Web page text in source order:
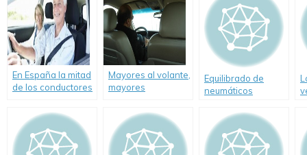
En España la mitad
de los conductores
años prefiere usar
su vehículo antes
que el transporte
público
Mayores al volante,
mayores
Equilibrado de
neumáticos